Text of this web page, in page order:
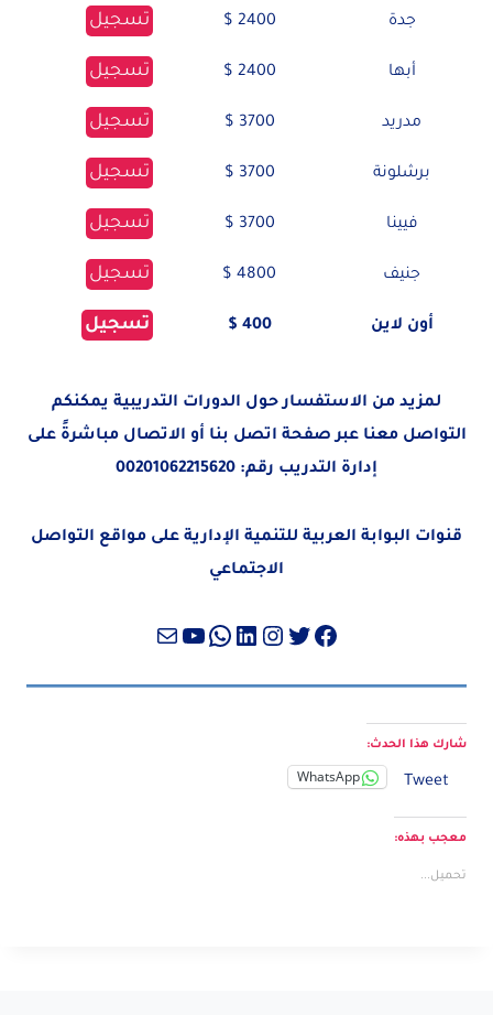
جدة 2400 $ تسجيل
أبها 2400 $ تسجيل
مدريد 3700 $ تسجيل
برشلونة 3700 $ تسجيل
فيينا 3700 $ تسجيل
جنيف 4800 $ تسجيل
أون لاين 400 $ تسجيل
لمزيد من الاستفسار حول الدورات التدريبية يمكنكم
التواصل معنا عبر صفحة اتصل بنا أو الاتصال مباشرةً على
إدارة التدريب رقم: 00201062215620
قنوات البوابة العربية للتنمية الإدارية على مواقع التواصل
الاجتماعي
فيسبوك
تويترإنستجرام
لينكد إن واتساب
يوتيوب
بريد
شارك هذا الحدث:
Tweet
WhatsApp
معجب بهذه:
تحميل...